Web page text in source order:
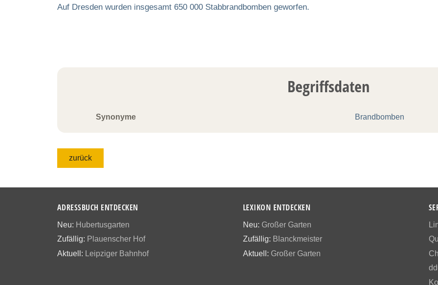
Auf Dresden wurden insgesamt 650 000 Stabbrandbomben geworfen.
Begriffsdaten
Synonyme Brandbomben
zurück
ADRESSBUCH ENTDECKEN
Neu: Hubertusgarten
Zufällig: Plauenscher Hof
Aktuell: Leipziger Bahnhof
LEXIKON ENTDECKEN
Neu: Großer Garten
Zufällig: Blanckmeister
Aktuell: Großer Garten